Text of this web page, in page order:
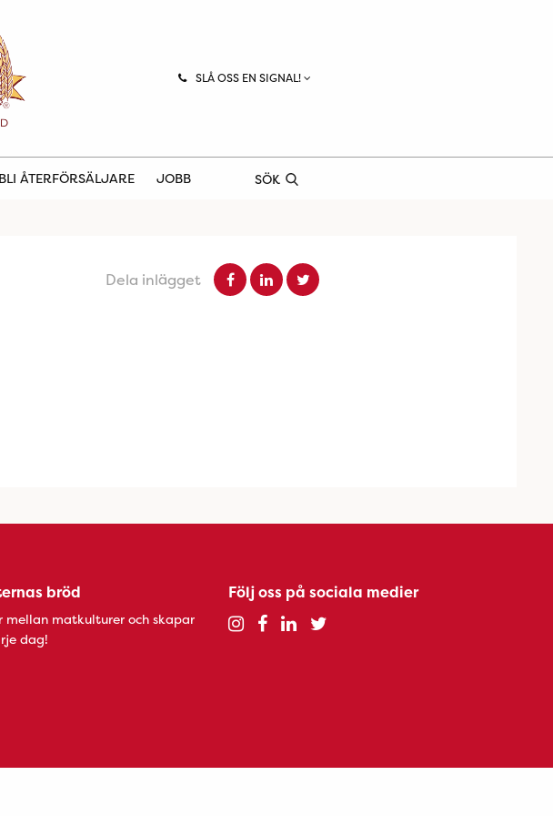
SLÅ OSS EN SIGNAL!
BLI ÅTERFÖRSÄLJARE JOBB SÖK
Dela inlägget
bröd
mellan matkulturer och skapar
dag!
Följ oss på sociala medier